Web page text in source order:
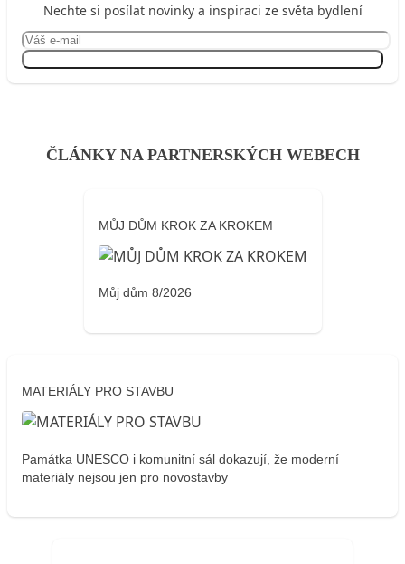
Nechte si posílat novinky a inspiraci ze světa bydlení
ČLÁNKY NA PARTNERSKÝCH WEBECH
MŮJ DŮM KROK ZA KROKEM
Můj dům 8/2026
MATERIÁLY PRO STAVBU
Památka UNESCO i komunitní sál dokazují, že moderní
materiály nejsou jen pro novostavby